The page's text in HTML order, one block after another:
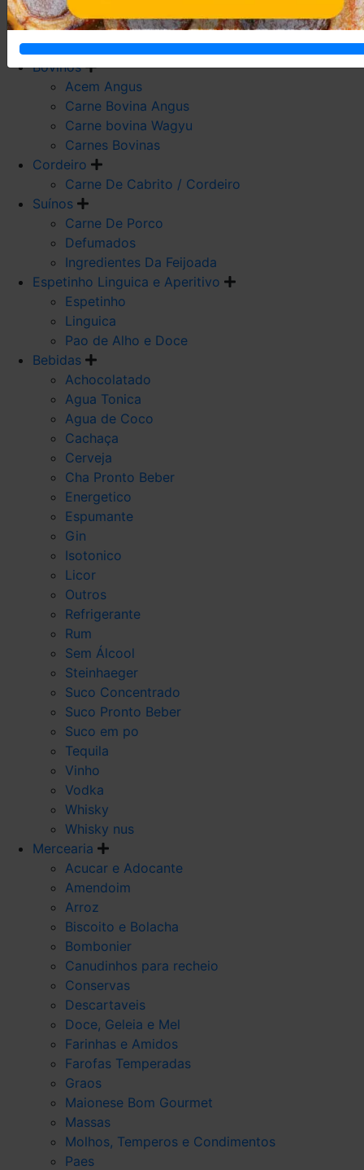
Carne De Frango
Carne De Galeto
Codorna
Bovinos
Acem Angus
Carne Bovina Angus
Carne bovina Wagyu
Carnes Bovinas
Cordeiro
Carne De Cabrito / Cordeiro
Suínos
Carne De Porco
Defumados
Ingredientes Da Feijoada
Espetinho Linguica e Aperitivo
Espetinho
Linguica
Pao de Alho e Doce
Bebidas
Achocolatado
Agua Tonica
Agua de Coco
Cachaça
Cerveja
Cha Pronto Beber
Energetico
Espumante
Gin
Isotonico
Licor
Outros
Refrigerante
Rum
Sem Álcool
Steinhaeger
Suco Concentrado
Suco Pronto Beber
Suco em po
Tequila
Vinho
Vodka
Whisky
Whisky nus
Mercearia
Acucar e Adocante
Amendoim
Arroz
Biscoito e Bolacha
Bombonier
Canudinhos para recheio
Conservas
Descartaveis
Doce, Geleia e Mel
Farinhas e Amidos
Farofas Temperadas
Graos
Maionese Bom Gourmet
Massas
Molhos, Temperos e Condimentos
Paes